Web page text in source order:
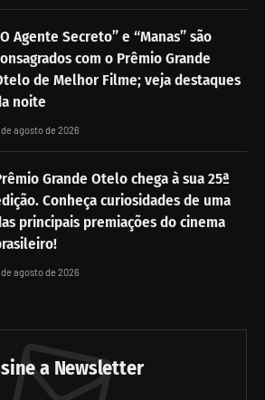
Agente Secreto” e “Manas” são
com o Prêmio Grande
de Melhor Filme; veja destaques
noite
agosto de 2026
Grande Otelo chega à sua 25ª
Conheça curiosidades de uma
principais premiações do cinema
agosto de 2026
a Newsletter